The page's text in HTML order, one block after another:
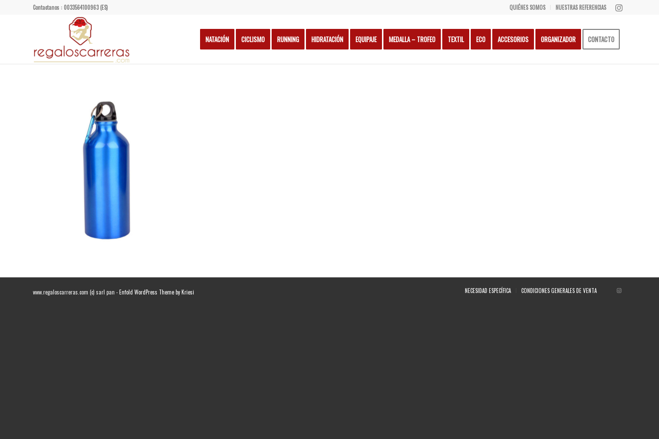
QUIÉNES SOMOS NUESTRAS REFERENCIAS
Contactanos : 0033564100963 (ES)
NATACIÓN CICLISMO RUNNING HIDRATACIÓN EQUIPAJE MEDALLA – TROFEO TEXTIL ECO ACCESORIOS ORGANIZADOR CONTACTO
www.regaloscarreras.com (c) sarl pan -Enfold WordPress Theme by Kriesi NECESIDAD ESPECÍFICA CONDICIONES GENERALES DE VENTA